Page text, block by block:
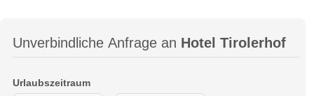
Unverbindliche Anfrage an Hotel Tirolerhof
Urlaubszeitraum